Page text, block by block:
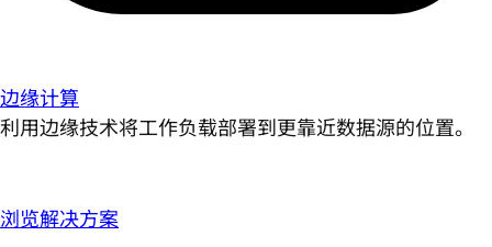
边缘计算
利用边缘技术将工作负载部署到更靠近数据源的位置。
浏览解决方案